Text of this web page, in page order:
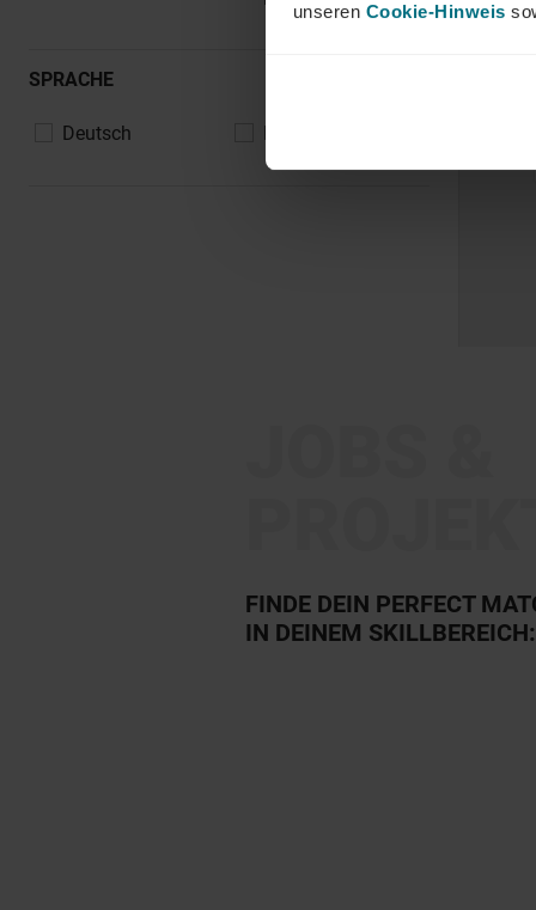
unseren Cookie-Hinweis
SPRACHE
Deutsch Englisch
FINDE DEIN PERFECT
IN DEINEM SKILLBEREICH: